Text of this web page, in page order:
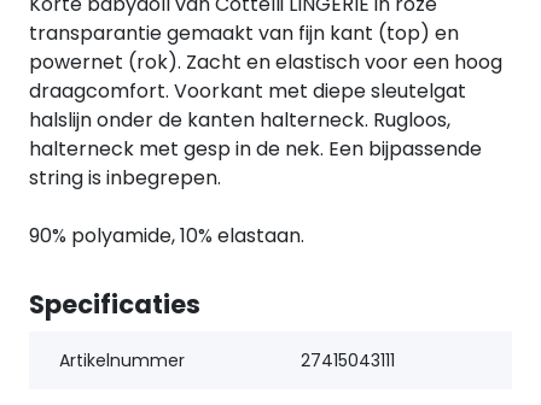
transparantie gemaakt van fijn kant (top) en
powernet (rok). Zacht en elastisch voor een hoog
draagcomfort. Voorkant met diepe sleutelgat
halslijn onder de kanten halterneck. Rugloos,
halterneck met gesp in de nek. Een bijpassende
string is inbegrepen.
90% polyamide, 10% elastaan.
Specificaties
Artikelnummer 27415043111